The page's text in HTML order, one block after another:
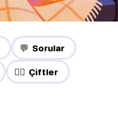
💬 Sorular
❤️‍🔥 Çiftler